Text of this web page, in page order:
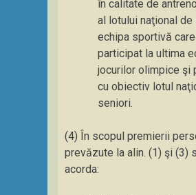
în calitate de
al lotului naţional
echipa sportivă
participat la ultima
jocurilor olimpice şi
cu obiectiv lotul
seniori.
(4) În scopul premierii
prevăzute la alin. (1) şi (3)
acorda: